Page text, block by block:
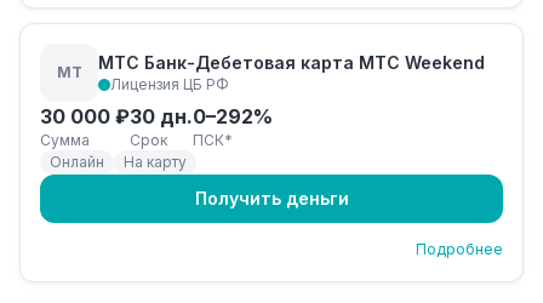
МТ МТС Банк-Дебетовая карта МТС Weekend
Лицензия ЦБ РФ
30 000 ₽
Сумма
30 дн.
Срок
0–292%
ПСК*
Онлайн
На карту
Получить деньги
Подробнее